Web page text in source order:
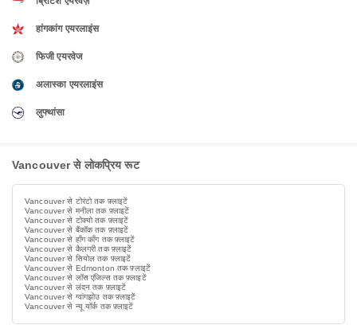
हांगकांग एयरलाइंस
फिजी एयरवेज
अलास्का एयरलाइंस
लुफ्थांसा
Vancouver से लोकप्रिय रूट
Vancouver से टोरंटो तक फ़्लाइटें
Vancouver से मनीला तक फ़्लाइटें
Vancouver से टोक्यो तक फ़्लाइटें
Vancouver से बैंकॉक तक फ़्लाइटें
Vancouver से हाँग काँग तक फ़्लाइटें
Vancouver से कैलगरी तक फ़्लाइटें
Vancouver से सियोल तक फ़्लाइटें
Vancouver से Edmonton तक फ़्लाइटें
Vancouver से लॉस एंजिल्स तक फ़्लाइटें
Vancouver से लंदन तक फ़्लाइटें
Vancouver से ग्वांगझोउ तक फ़्लाइटें
Vancouver से न्यू यॉर्क तक फ़्लाइटें